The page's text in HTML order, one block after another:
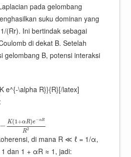
pada gelombang
suku dominan yang
(Rr). Ini bertindak sebagai
di dekat B. Setelah
gelombang B, potensi interaksi
e^{-\alpha R}}{R}[/latex]
− K(1+αR)e −αR
R2
di mana R ≪ ℓ = 1/α,
dan 1 + αR ≈ 1, jadi: